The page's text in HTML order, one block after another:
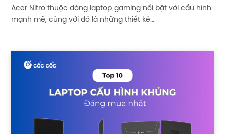
Acer Nitro thuộc dòng laptop gaming nổi bật với cấu hình
mạnh mẽ, cùng với đó là những thiết kế…